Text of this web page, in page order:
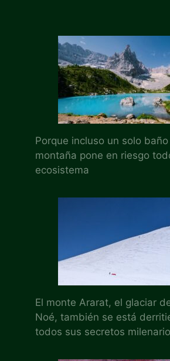
Porque incluso un solo
montaña pone en riesgo
ecosistema
El monte Ararat, el glaciar
Noé, también se está
todos sus secretos